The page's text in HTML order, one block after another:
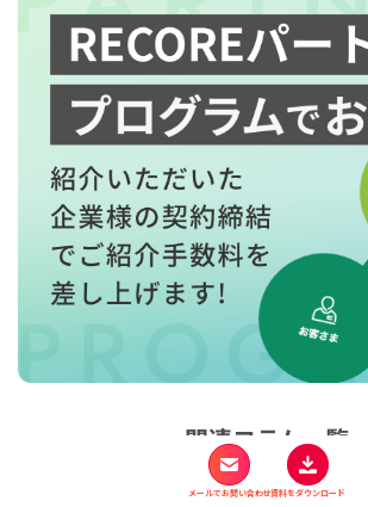
関連コラム一覧
販売管理システムの選び方｜種類・機能・規模
メールでお問い合わせ資料をダウンロード